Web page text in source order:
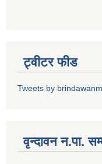
ट्वीटर फीड
Tweets by
वृन्दावन न.पा.